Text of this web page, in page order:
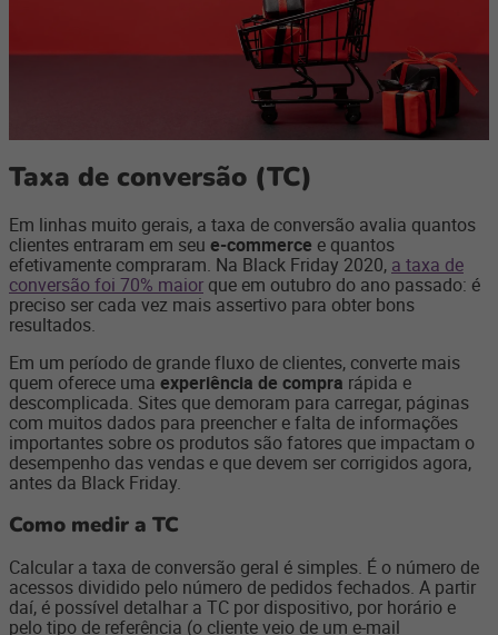
Taxa de conversão (TC)
Em linhas muito gerais, a taxa de conversão avalia quantos
clientes entraram em seu e-commerce e quantos
efetivamente compraram. Na Black Friday 2020, a taxa de
conversão foi 70% maior que em outubro do ano passado: é
preciso ser cada vez mais assertivo para obter bons
resultados.
Em um período de grande fluxo de clientes, converte mais
quem oferece uma experiência de compra rápida e
descomplicada. Sites que demoram para carregar, páginas
com muitos dados para preencher e falta de informações
importantes sobre os produtos são fatores que impactam o
desempenho das vendas e que devem ser corrigidos agora,
antes da Black Friday.
Como medir a TC
Calcular a taxa de conversão geral é simples. É o número de
acessos dividido pelo número de pedidos fechados. A partir
daí, é possível detalhar a TC por dispositivo, por horário e
pelo tipo de referência (o cliente veio de um e-mail